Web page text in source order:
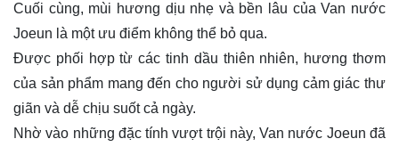
Cuối cùng, mùi hương dịu nhẹ và bền lâu của Van nước
Joeun là một ưu điểm không thể bỏ qua.
Được phối hợp từ các tinh dầu thiên nhiên, hương thơm
của sản phẩm mang đến cho người sử dụng cảm giác thư
giãn và dễ chịu suốt cả ngày.
Nhờ vào những đặc tính vượt trội này, Van nước Joeun đã